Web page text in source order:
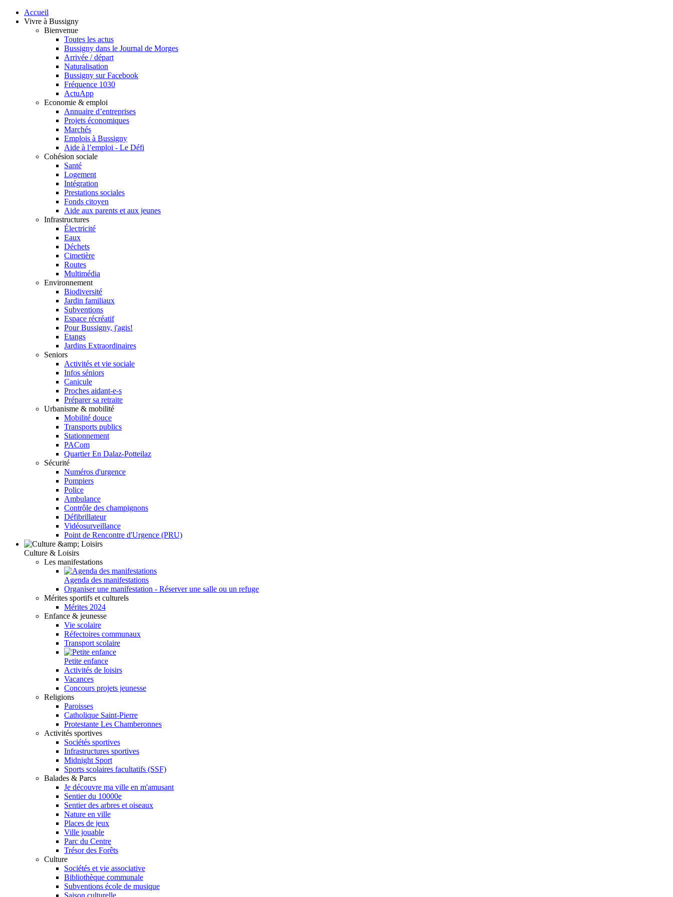
Accueil
Vivre à Bussigny
Bienvenue
Toutes les actus
Bussigny dans le Journal de Morges
Arrivée / départ
Naturalisation
Bussigny sur Facebook
Fréquence 1030
ActuApp
Economie & emploi
Annuaire d’entreprises
Projets économiques
Marchés
Emplois à Bussigny
Aide à l’emploi - Le Défi
Cohésion sociale
Santé
Logement
Intégration
Prestations sociales
Fonds citoyen
Aide aux parents et aux jeunes
Infrastructures
Électricité
Eaux
Déchets
Cimetière
Routes
Multimédia
Environnement
Biodiversité
Jardin familiaux
Subventions
Espace récréatif
Pour Bussigny, j'agis!
Etangs
Jardins Extraordinaires
Seniors
Activités et vie sociale
Infos séniors
Canicule
Proches aidant-e-s
Préparer sa retraite
Urbanisme & mobilité
Mobilité douce
Transports publics
Stationnement
PACom
Quartier En Dalaz-Potteilaz
Sécurité
Numéros d'urgence
Pompiers
Police
Ambulance
Contrôle des champignons
Défibrillateur
Vidéosurveillance
Point de Rencontre d'Urgence (PRU)
Culture & Loisirs
Les manifestations
Agenda des manifestations
Organiser une manifestation - Réserver une salle ou un refuge
Mérites sportifs et culturels
Mérites 2024
Enfance & jeunesse
Vie scolaire
Réfectoires communaux
Transport scolaire
Petite enfance
Activités de loisirs
Vacances
Concours projets jeunesse
Religions
Paroisses
Catholique Saint-Pierre
Protestante Les Chamberonnes
Activités sportives
Sociétés sportives
Infrastructures sportives
Midnight Sport
Sports scolaires facultatifs (SSF)
Balades & Parcs
Je découvre ma ville en m'amusant
Sentier du 10000e
Sentier des arbres et oiseaux
Nature en ville
Places de jeux
Ville jouable
Parc du Centre
Trésor des Forêts
Culture
Sociétés et vie associative
Bibliothèque communale
Subventions école de musique
Saison culturelle